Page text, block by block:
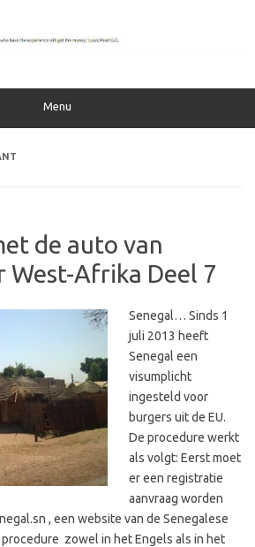
Menu
de auto van
West-Afrika Deel 7
Senegal… Sinds 1
juli 2013 heeft
Senegal een
visumplicht
ingesteld voor
burgers uit de EU.
De procedure werkt
als volgt: Eerst moet
er een registratie
aanvraag worden
, een website van de Senegalese
zowel in het Engels als in het